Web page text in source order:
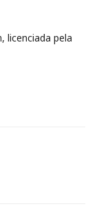
licenciada pela